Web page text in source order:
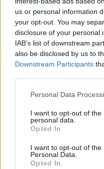
us or personal information
your opt-out. You may
disclosure of your personal
IAB’s list of downstream
also be disclosed by us to
Downstream Participants
Personal Data
I want to opt-out of the
personal data.
Opted In
I want to opt-out of the
Personal Data.
Opted In
Jos video 5-1-maalista ei
X-tilillä.
Edellinen artikkeli
Tkachuk ottivat myllyn –
sopivat tappelusta jo